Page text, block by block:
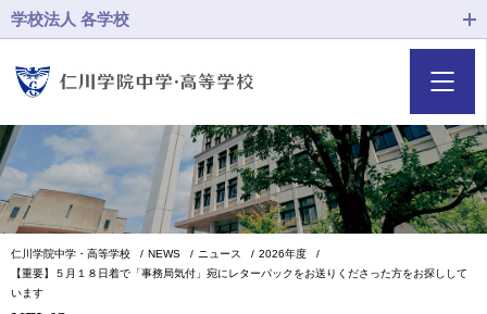
学校法人 各学校
仁川学院中学・高等学校 NEWS ニュース
2026年度
【重要】５月１８日着で「事務局気付」宛にレターパックをお送りくださった方をお探しして
います